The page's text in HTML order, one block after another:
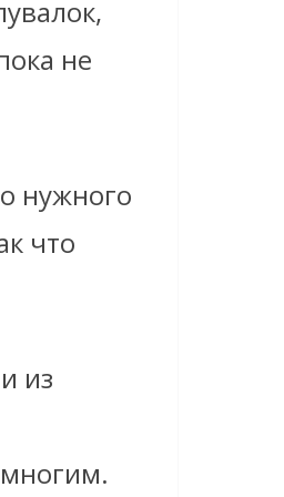
не
нужного
что
из